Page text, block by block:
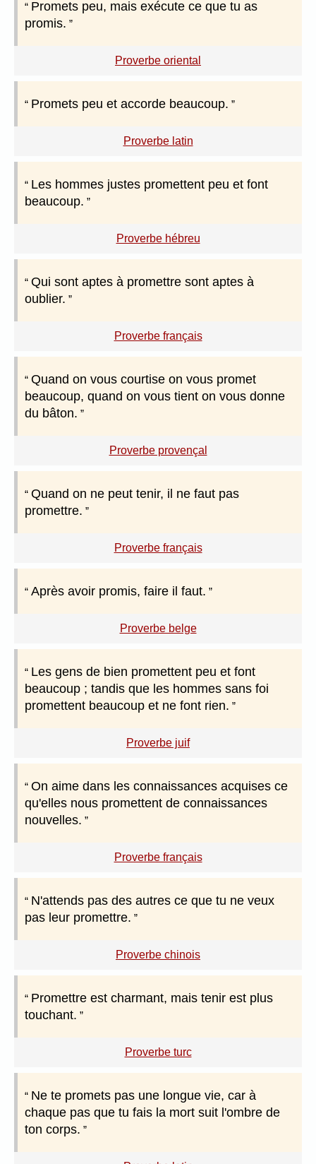
Promets peu, mais exécute ce que tu as
promis.
Proverbe oriental
Promets peu et accorde beaucoup.
Proverbe latin
Les hommes justes promettent peu et font
beaucoup.
Proverbe hébreu
Qui sont aptes à promettre sont aptes à
oublier.
Proverbe français
Quand on vous courtise on vous promet
beaucoup, quand on vous tient on vous donne
du bâton.
Proverbe provençal
Quand on ne peut tenir, il ne faut pas
promettre.
Proverbe français
Après avoir promis, faire il faut.
Proverbe belge
Les gens de bien promettent peu et font
beaucoup ; tandis que les hommes sans foi
promettent beaucoup et ne font rien.
Proverbe juif
On aime dans les connaissances acquises ce
qu'elles nous promettent de connaissances
nouvelles.
Proverbe français
N'attends pas des autres ce que tu ne veux
pas leur promettre.
Proverbe chinois
Promettre est charmant, mais tenir est plus
touchant.
Proverbe turc
Ne te promets pas une longue vie, car à
chaque pas que tu fais la mort suit l'ombre de
ton corps.